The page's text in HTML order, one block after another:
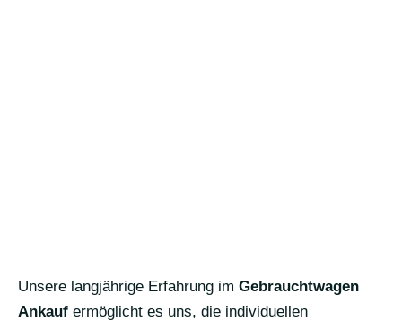
Unsere langjährige Erfahrung im Gebrauchtwagen
Ankauf ermöglicht es uns, die individuellen